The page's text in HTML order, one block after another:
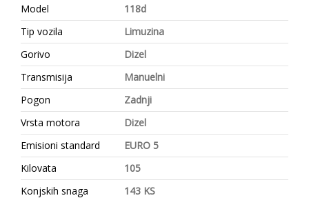
Model
118d
Tip vozila
Limuzina
Gorivo
Dizel
Transmisija
Manuelni
Pogon
Zadnji
Vrsta motora
Dizel
Emisioni standard
EURO 5
Kilovata
105
Konjskih snaga
143 KS